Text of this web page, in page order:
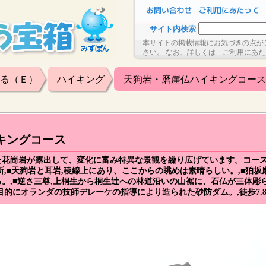
サイト内検索
本サイトの掲載情報にお気づきの点
さい。 なお、詳しくは「ご利用にあ
（Ｅ） ハイキング 天狗岩・磨崖仏ハイキングコース
ングコース
崗岩が露出して、変化に富み特異な景観を繰り広げています。コー
天狗岩と耳岩,稜線上にあり、ここからの眺めは素晴らしい。,■狛坂
,■逆さ三尊,上桐生から桐生辻への林道沿いの山裾に、石仏が三体彫
にオランダの技師デレーケの指導により造られた砂防ダム。,徒歩